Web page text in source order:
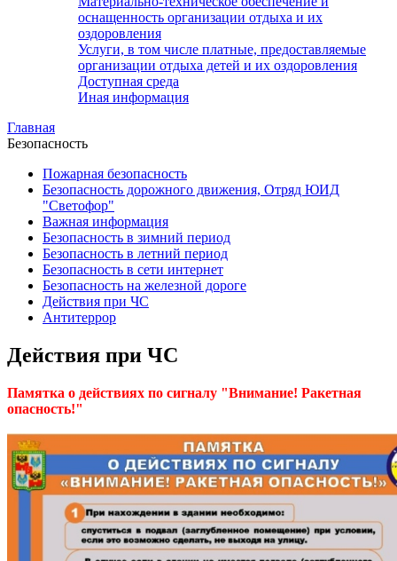
оснащенность организации отдыха и их
оздоровления
Услуги, в том числе платные, предоставляемые
организации отдыха детей и их оздоровления
Доступная среда
Иная информация
Главная
Безопасность
Пожарная безопасность
Безопасность дорожного движения, Отряд ЮИД
"Светофор"
Важная информация
Безопасность в зимний период
Безопасность в летний период
Безопасность в сети интернет
Безопасность на железной дороге
Действия при ЧС
Антитеррор
Действия при ЧС
Памятка о действиях по сигналу "Внимание! Ракетная
опасность!"